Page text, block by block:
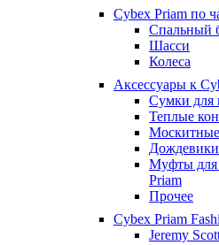
Cybex Priam по
Спальный
Шасси
Колеса
Аксессуары к
Сумки для
Теплые
Москитные
Дождевики
Муфты для
Priam
Прочее
Cybex Priam
Jeremy